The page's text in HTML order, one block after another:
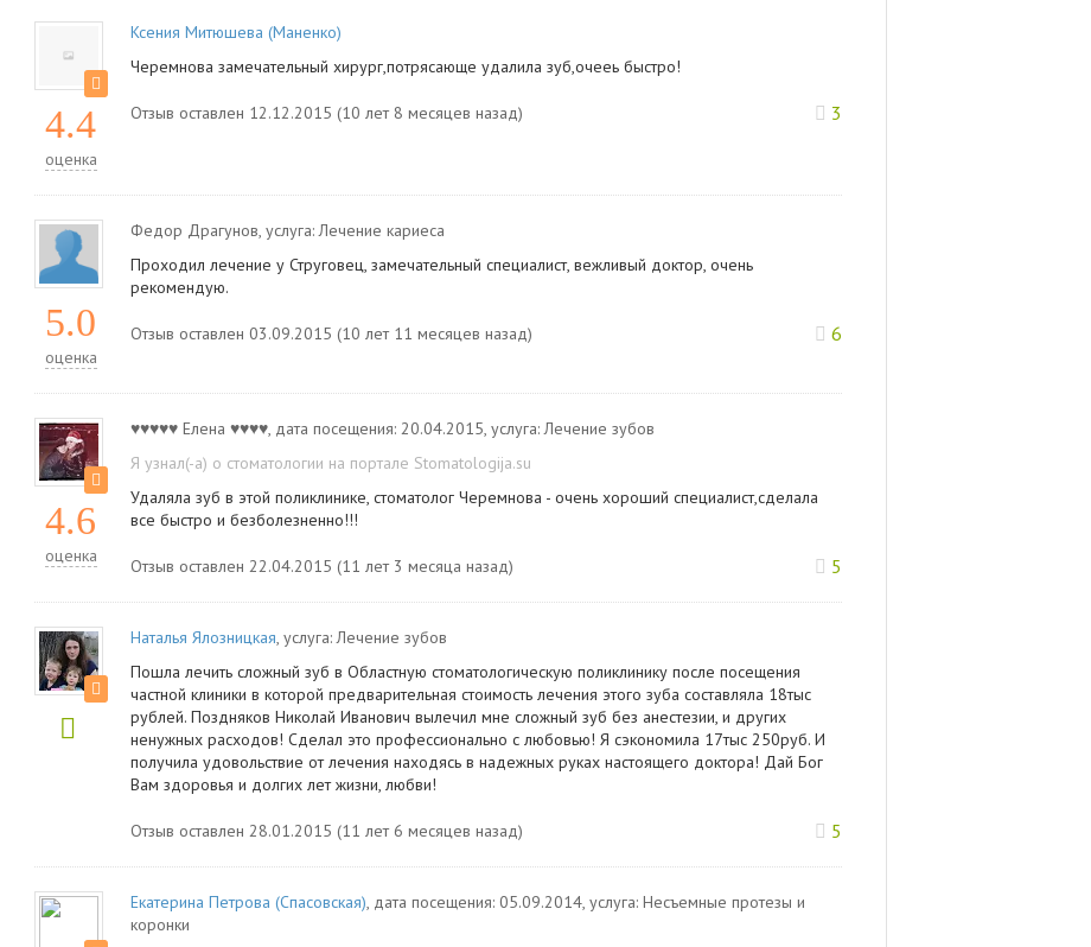
4.4
оценка
Ксения Митюшева (Маненко)
Черемнова замечательный хирург,потрясающе удалила зуб,очееь быстро!
Отзыв оставлен 12.12.2015 (10 лет 8 месяцев назад) 3
5.0
оценка
Федор Драгунов, услуга:Лечение кариеса
Проходил лечение у Струговец, замечательный специалист, вежливый доктор, очень
рекомендую.
Отзыв оставлен 03.09.2015 (10 лет 11 месяцев назад) 6
4.6
оценка
♥♥♥♥♥ Елена ♥♥♥♥, дата посещения: 20.04.2015, услуга:Лечение зубов
Я узнал(-а) о стоматологии на портале Stomatologija.su
Удаляла зуб в этой поликлинике, стоматолог Черемнова - очень хороший специалист,сделала
все быстро и безболезненно!!!
Отзыв оставлен 22.04.2015 (11 лет 3 месяца назад) 5
Наталья Ялозницкая, услуга:Лечение зубов
Пошла лечить сложный зуб в Областную стоматологическую поликлинику после посещения
частной клиники в которой предварительная стоимость лечения этого зуба составляла 18тыс
рублей. Поздняков Николай Иванович вылечил мне сложный зуб без анестезии, и других
ненужных расходов! Сделал это профессионально с любовью! Я сэкономила 17тыс 250руб. И
получила удовольствие от лечения находясь в надежных руках настоящего доктора! Дай Бог
Вам здоровья и долгих лет жизни, любви!
Отзыв оставлен 28.01.2015 (11 лет 6 месяцев назад) 5
Екатерина Петрова (Спасовская), дата посещения: 05.09.2014, услуга: Несъемные протезы и
коронки